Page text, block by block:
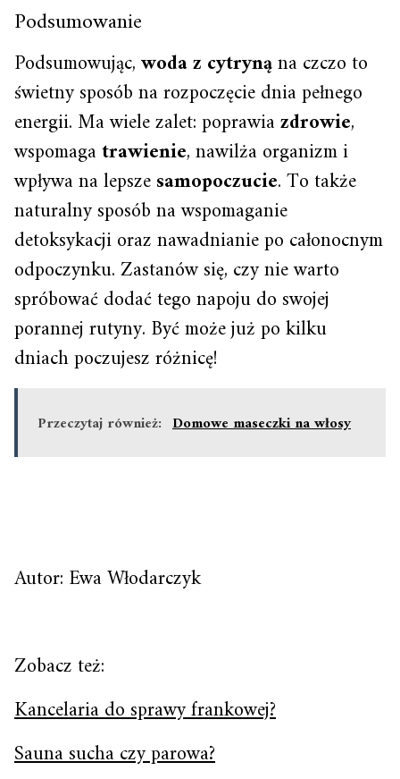
Podsumowanie
Podsumowując,woda z cytrynąna czczo to
świetny sposób na rozpoczęcie dnia pełnego
energii. Ma wiele zalet: poprawiazdrowie,
wspomagatrawienie, nawilża organizm i
wpływa na lepszesamopoczucie. To także
naturalny sposób na wspomaganie
detoksykacji oraz nawadnianie po całonocnym
odpoczynku. Zastanów się, czy nie warto
spróbować dodać tego napoju do swojej
porannej rutyny. Być może już po kilku
dniach poczujesz różnicę!
Przeczytaj również: Domowe maseczki na włosy
Autor: Ewa Włodarczyk
Zobacz też:
Kancelaria do sprawy frankowej?
Sauna sucha czy parowa?